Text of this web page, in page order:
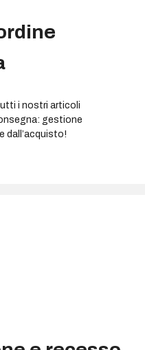
i nostri articoli
gestione
dall’acquisto!